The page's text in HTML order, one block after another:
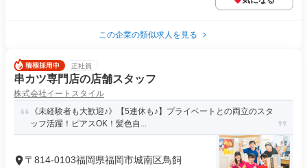
この企業の類似求人を見る
正社員
串カツ専門店の店舗スタッフ
株式会社イートスタイル
《未経験者も大歓迎♪》【5連休も♪】プライベートとの両立のスタ
ッフ活躍！ピアスOK！髪色自...
〒814-0103福岡県福岡市城南区鳥飼